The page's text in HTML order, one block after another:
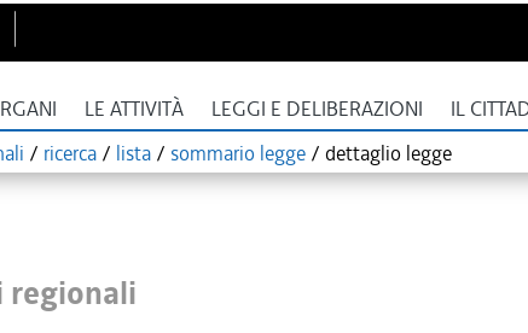
LE ATTIVITÀ LEGGI E DELIBERAZIONI IL
/ ricerca / lista / sommario legge / dettaglio legge
regionali